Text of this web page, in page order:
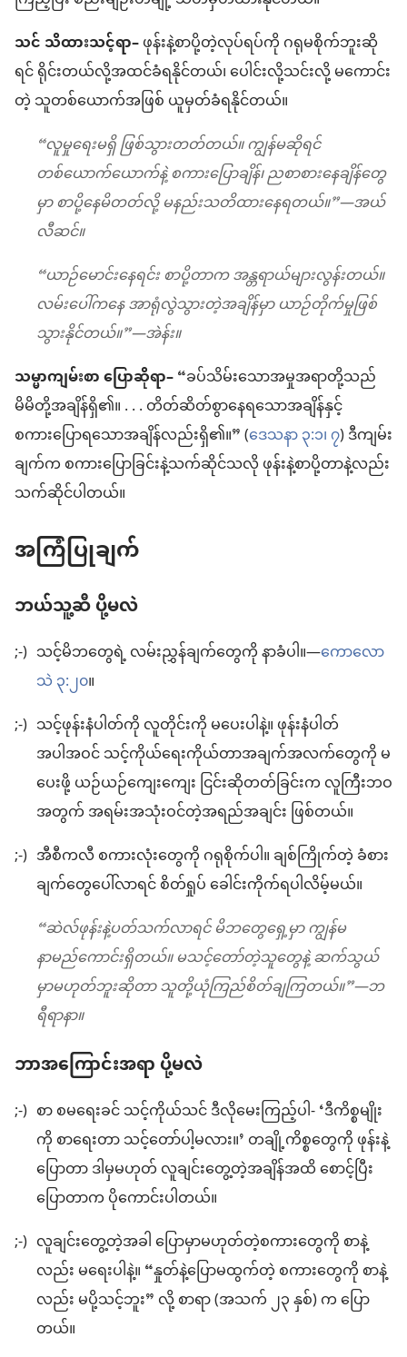
သင် သိထားသင့်ရာ–ဖုန်းနဲ့စာပို့တဲ့လုပ်ရပ်ကို ဂရုမစိုက်ဘူးဆို
ရင် ရိုင်းတယ်လို့အထင်ခံရနိုင်တယ်၊ ပေါင်းလို့သင်းလို့ မကောင်း
တဲ့ သူတစ်ယောက်အဖြစ် ယူမှတ်ခံရနိုင်တယ်။
“လူမှုရေးမရှိ ဖြစ်သွားတတ်တယ်။ ကျွန်မဆိုရင်
တစ်ယောက်ယောက်နဲ့ စကားပြောချိန်၊ ညစာစားနေချိန်တွေ
မှာ စာပို့နေမိတတ်လို့ မနည်းသတိထားနေရတယ်။”—အယ်
လီဆင်။
“ယာဉ်မောင်းနေရင်း စာပို့တာက အန္တရာယ်များလွန်းတယ်။
လမ်းပေါ်ကနေ အာရုံလွဲသွားတဲ့အချိန်မှာ ယာဉ်တိုက်မှုဖြစ်
သွားနိုင်တယ်။”—အဲန်း။
သမ္မာကျမ်းစာ ပြောဆိုရာ–“ခပ်သိမ်းသောအမှုအရာတို့သည်
မိမိတို့အချိန်ရှိ၏။ . . . တိတ်ဆိတ်စွာနေရသောအချိန်နှင့်
စကားပြောရသောအချိန်လည်းရှိ၏။” (ဒေသနာ ၃:၁၊၇) ဒီကျမ်း
ချက်က စကားပြောခြင်းနဲ့သက်ဆိုင်သလို ဖုန်းနဲ့စာပို့တာနဲ့လည်း
သက်ဆိုင်ပါတယ်။
အကြံပြုချက်
ဘယ်သူ့ဆီ ပို့မလဲ
;-) သင့်မိဘတွေရဲ့ လမ်းညွှန်ချက်တွေကို နာခံပါ။—ကောလော
သဲ ၃:၂၀။
;-) သင့်ဖုန်းနံပါတ်ကို လူတိုင်းကို မပေးပါနဲ့။ ဖုန်းနံပါတ်
အပါအဝင် သင့်ကိုယ်ရေးကိုယ်တာအချက်အလက်တွေကို မ
ပေးဖို့ ယဉ်ယဉ်ကျေးကျေး ငြင်းဆိုတတ်ခြင်းက လူကြီးဘဝ
အတွက် အရမ်းအသုံးဝင်တဲ့အရည်အချင်း ဖြစ်တယ်။
;-) အီစီကလီ စကားလုံးတွေကို ဂရုစိုက်ပါ။ ချစ်ကြိုက်တဲ့ ခံစား
ချက်တွေပေါ်လာရင် စိတ်ရှုပ် ခေါင်းကိုက်ရပါလိမ့်မယ်။
“ဆဲလ်ဖုန်းနဲ့ပတ်သက်လာရင် မိဘတွေရှေ့မှာ ကျွန်မ
နာမည်ကောင်းရှိတယ်။ မသင့်တော်တဲ့သူတွေနဲ့ ဆက်သွယ်
မှာမဟုတ်ဘူးဆိုတာ သူတို့ယုံကြည်စိတ်ချကြတယ်။”—ဘ
ရီရာနာ။
ဘာအကြောင်းအရာ ပို့မလဲ
;-) စာ စမရေးခင် သင့်ကိုယ်သင် ဒီလိုမေးကြည့်ပါ- ‘ဒီကိစ္စမျိုး
ကို စာရေးတာ သင့်တော်ပါ့မလား။’ တချို့ကိစ္စတွေကို ဖုန်းနဲ့
ပြောတာ ဒါမှမဟုတ် လူချင်းတွေ့တဲ့အချိန်အထိ စောင့်ပြီး
ပြောတာက ပိုကောင်းပါတယ်။
;-) လူချင်းတွေ့တဲ့အခါ ပြောမှာမဟုတ်တဲ့စကားတွေကို စာနဲ့
လည်း မရေးပါနဲ့။ “နှုတ်နဲ့ပြောမထွက်တဲ့ စကားတွေကို စာနဲ့
လည်း မပို့သင့်ဘူး” လို့ စာရာ (အသက် ၂၃ နှစ်) က ပြော
တယ်။